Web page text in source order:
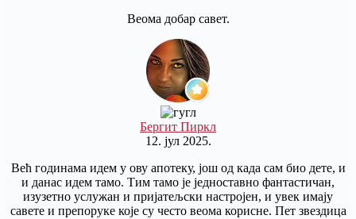
Веома добар савет.
Бергит Пиркл
12. јул 2025.
Већ годинама идем у ову апотеку, још од када сам био дете, и
и данас идем тамо. Тим тамо је једноставно фантастичан,
изузетно услужан и пријатељски настројен, и увек имају
савете и препоруке које су често веома корисне. Пет звездица